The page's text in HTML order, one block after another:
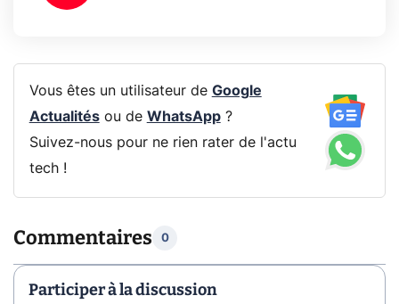
Vous êtes un utilisateur de Google
Actualitésou de WhatsApp?
Suivez-nous pour ne rien rater de l'actu
tech !
Commentaires 0
Participer à la discussion